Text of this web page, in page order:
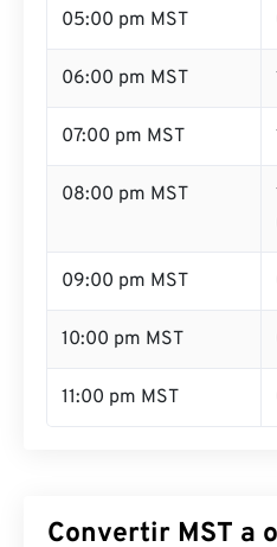
05:00 pm MST
06:00 pm MST
07:00 pm MST
08:00 pm MST
09:00 pm MST
10:00 pm MST
11:00 pm MST
Convertir MST a